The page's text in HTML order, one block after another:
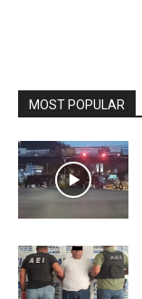
MOST POPULAR